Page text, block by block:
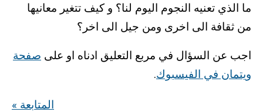
ما الذي تعنيه النجوم اليوم لنا؟ و كيف تتغير معانيها
من ثقافة الى اخرى ومن جيل الى اخر؟
اجب عن السؤال في مربع التعليق ادناه او على صفحة
ويتمان في الفيسبوك.
« المتابعة